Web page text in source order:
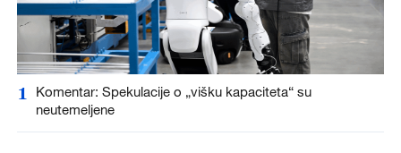
1
Komentar: Spekulacije o „višku kapaciteta“ su
neutemeljene